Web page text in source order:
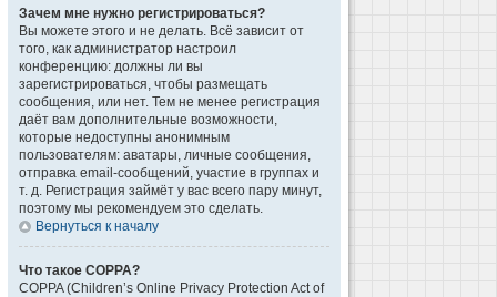
Зачем мне нужно регистрироваться?
Вы можете этого и не делать. Всё зависит от
того, как администратор настроил
конференцию: должны ли вы
зарегистрироваться, чтобы размещать
сообщения, или нет. Тем не менее регистрация
даёт вам дополнительные возможности,
которые недоступны анонимным
пользователям: аватары, личные сообщения,
отправка email-сообщений, участие в группах и
т. д. Регистрация займёт у вас всего пару минут,
поэтому мы рекомендуем это сделать.
Вернуться к началу
Что такое COPPA?
COPPA (Children’s Online Privacy Protection Act of